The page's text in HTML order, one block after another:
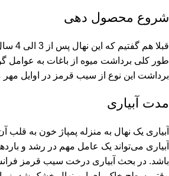
شروع محصول دهی
قبلا
طور کلی برداشت میوه از باغات به عوامل
برداشت این نوع از سیب قرمز در اوایل مهر
مدت آبیاری
آبیاری یک نهال به منزله پمپاژ خون به
آبیاری می‌تواند یک عامل مهم در رشد و
باشد. در بحث آبیاری درخت سیب قرمز